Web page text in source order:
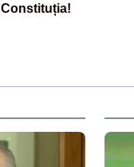
Constituția!